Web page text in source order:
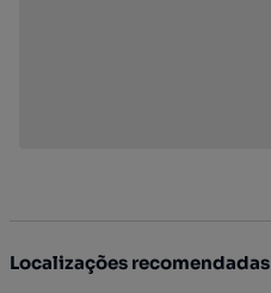
Localizações recomendadas